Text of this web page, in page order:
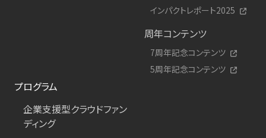
インパクトレポート2025
周年コンテンツ
7周年記念コンテンツ
5周年記念コンテンツ
プログラム
企業支援型クラウドファン
ディング